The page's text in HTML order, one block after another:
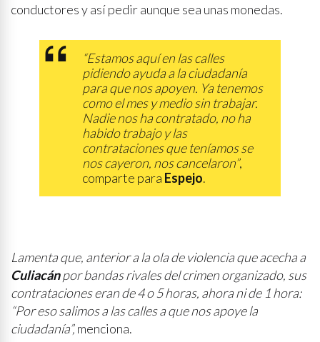
conductores y así pedir aunque sea unas monedas.
“Estamos aquí en las calles
pidiendo ayuda a la ciudadanía
para que nos apoyen. Ya tenemos
como el mes y medio sin trabajar.
Nadie nos ha contratado, no ha
habido trabajo y las
contrataciones que teníamos se
nos cayeron, nos cancelaron”,
comparte para Espejo.
Lamenta que, anterior a la ola de violencia que acecha a
Culiacánpor bandas rivales del crimen organizado, sus
contrataciones eran de 4 o 5 horas, ahora ni de 1 hora:
“Por eso salimos a las calles a que nos apoye la
ciudadanía”,menciona.